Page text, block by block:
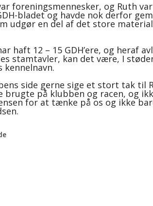
foreningsmennesker, og Ruth
bladet og havde nok derfor
udgør en del af det store
haft 12 – 15 GDH’ere, og heraf
stamtavler, kan det være, I
kennelnavn.
side gerne sige et stort tak til
brugte på klubben og racen, og
for at tænke på os og ikke